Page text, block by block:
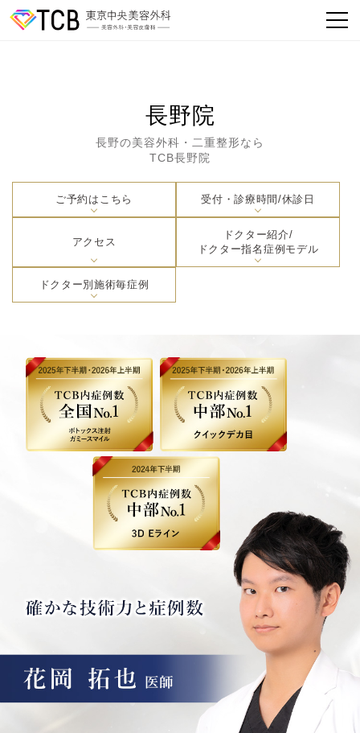
長野院
長野の美容外科・二重整形なら
TCB長野院
ご予約はこちら 受付・診療時間/休診日
アクセス
ドクター紹介/
ドクター指名症例モデル
ドクター別施術毎症例